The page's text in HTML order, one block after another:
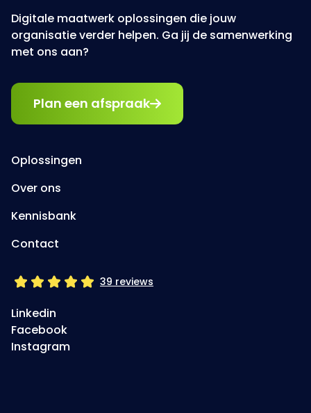
Digitale maatwerk oplossingen die jouw
organisatie verder helpen. Ga jij de samenwerking
met ons aan?
Plan een afspraak
Oplossingen
Over ons
Kennisbank
Contact
39 reviews
Linkedin
Facebook
Instagram